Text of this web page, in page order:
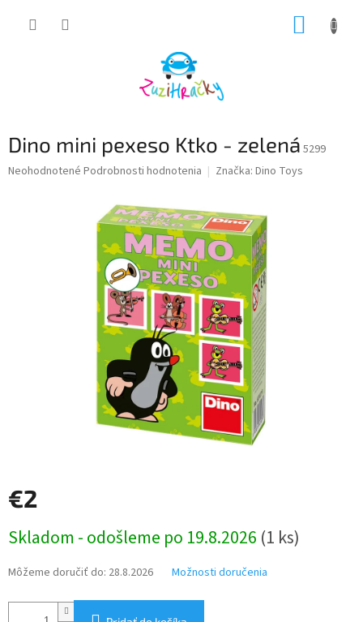
Dino mini pexeso Ktko - zelená 5299
Priemerné
Neohodnotené Podrobnosti hodnotenia Značka: Dino Toys
€2
cena:
Skladom - odošleme po 19.8.2026 (1 ks)
Môžeme doručiť do: 28.8.2026 Možnosti doručenia